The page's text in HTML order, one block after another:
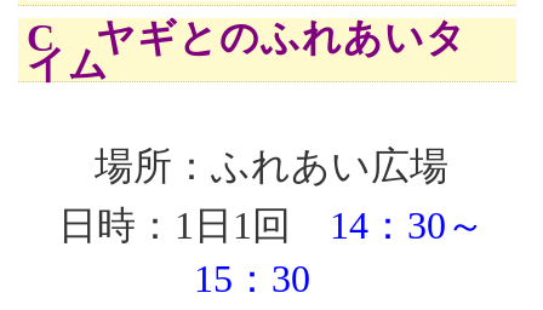
C ヤギとのふれあいタ
イム
場所：ふれあい広場
日時：1日1回
14：30～
15：30